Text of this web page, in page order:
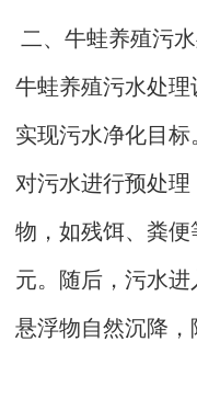
二、牛蛙养殖污
牛蛙养殖污水处理
实现污水净化目
对污水进行预处
物，如残饵、粪
元。随后，污水
悬浮物自然沉降，